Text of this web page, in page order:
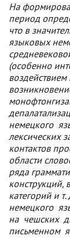
На
период
что в
языковых
(особенно
немецкого
лексических
контактов
области
ряда
конструкций,
категорий и
немецкого
на чешских
письменном